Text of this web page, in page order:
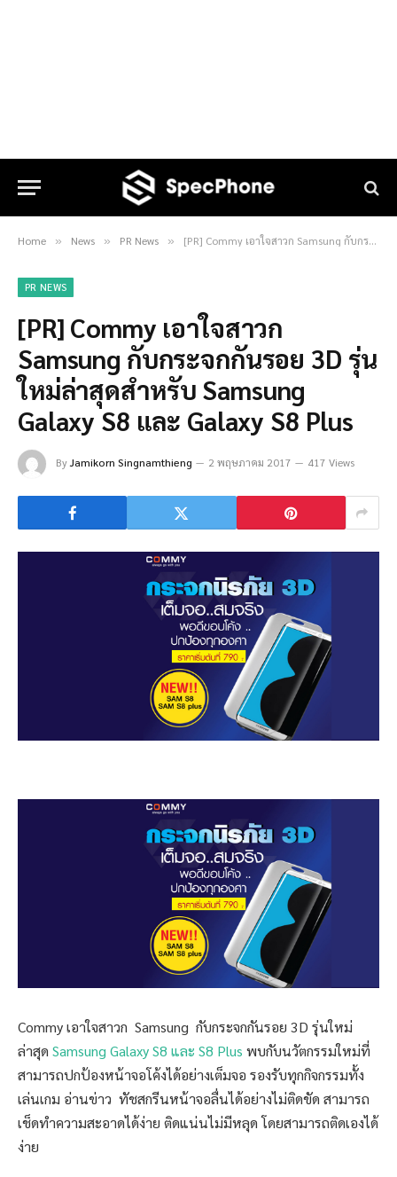
Home » News » PR News » [PR] Commy เอาใจสาวก Samsung กับกระจกกันรอย 3D รุ่นใหม่ล่าสุดสำหรับ Samsung Galaxy S8 และ Galaxy S8 Plus
PR NEWS
[PR] Commy เอาใจสาวก
Samsung กับกระจกกันรอย 3D รุ่น
ใหม่ล่าสุดสำหรับ Samsung
Galaxy S8 และ Galaxy S8 Plus
ByJamikorn Singnamthieng 2 พฤษภาคม 2017 417 Views
Commy เอาใจสาวก Samsung กับกระจกกันรอย 3D รุ่นใหม่
ล่าสุด Samsung Galaxy S8 และ S8 Plus พบกับนวัตกรรมใหม่ที่
สามารถปกป้องหน้าจอโค้งได้อย่างเต็มจอ รองรับทุกกิจกรรมทั้ง
เล่นเกม อ่านข่าว ทัชสกรีนหน้าจอลื่นได้อย่างไม่ติดขัด สามารถ
เช็ดทำความสะอาดได้ง่าย ติดแน่นไม่มีหลุด โดยสามารถติดเองได้
ง่าย